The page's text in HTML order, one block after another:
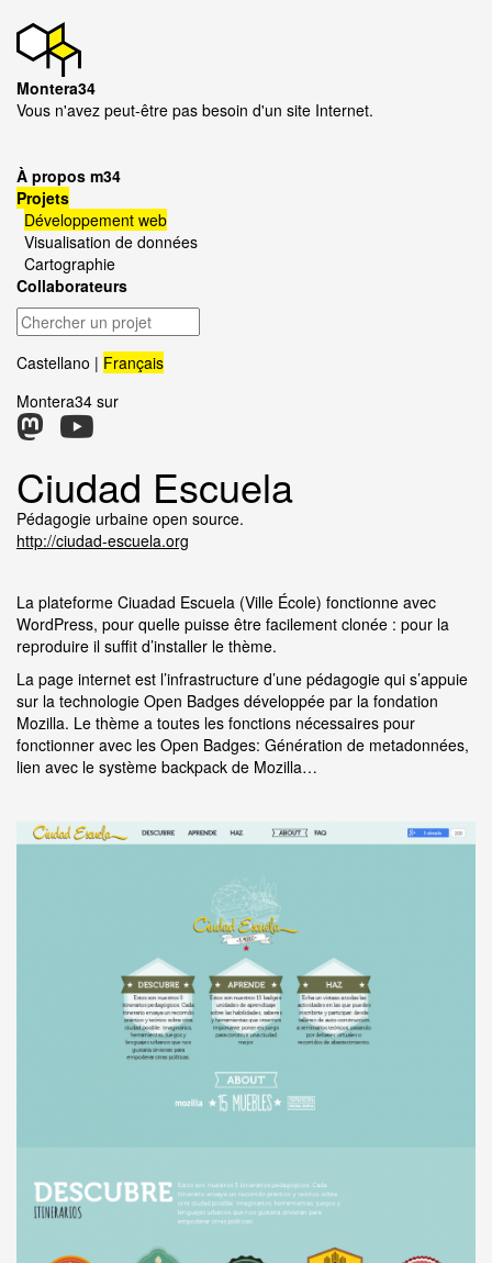
Montera34
Vous n'avez peut-être pas besoin d'un site Internet.
À propos m34
Projets
Développement web
Visualisation de données
Cartographie
Collaborateurs
Chercher
un
projet
Castellano
Français
Montera34 sur
Ciudad Escuela
Pédagogie urbaine open source.
http://ciudad-escuela.org
La plateforme Ciuadad Escuela (Ville École) fonctionne avec
WordPress, pour quelle puisse être facilement clonée : pour la
reproduire il suffit d’installer le thème.
La page internet est l’infrastructure d’une pédagogie qui s’appuie
sur la technologie Open Badges développée par la fondation
Mozilla. Le thème a toutes les fonctions nécessaires pour
fonctionner avec les Open Badges: Génération de metadonnées,
lien avec le système backpack de Mozilla…